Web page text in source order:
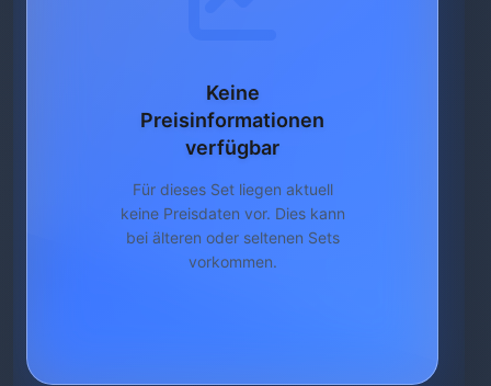
Keine
Preisinformationen
verfügbar
Für dieses Set liegen aktuell
keine Preisdaten vor. Dies kann
bei älteren oder seltenen Sets
vorkommen.